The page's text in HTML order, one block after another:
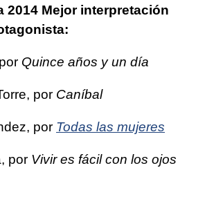
2014 Mejor interpretación
Quince años y un día
por Caníbal
por Todas las mujeres
por Vivir es fácil con los ojos